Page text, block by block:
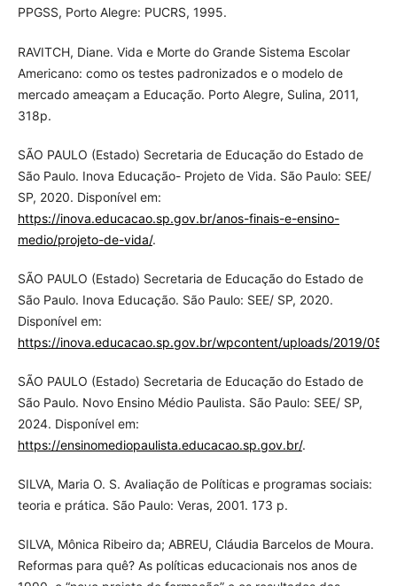
PPGSS, Porto Alegre: PUCRS, 1995.
RAVITCH, Diane. Vida e Morte do Grande Sistema Escolar
Americano: como os testes padronizados e o modelo de
mercado ameaçam a Educação. Porto Alegre, Sulina, 2011,
318p.
SÃO PAULO (Estado) Secretaria de Educação do Estado de
São Paulo. Inova Educação- Projeto de Vida. São Paulo: SEE/
SP, 2020. Disponível em:
https://inova.educacao.sp.gov.br/anos-finais-e-ensino-
medio/projeto-de-vida/.
SÃO PAULO (Estado) Secretaria de Educação do Estado de
São Paulo. Inova Educação. São Paulo: SEE/ SP, 2020.
Disponível em:
https://inova.educacao.sp.gov.br/wpcontent/uploads/2019/05/
SÃO PAULO (Estado) Secretaria de Educação do Estado de
São Paulo. Novo Ensino Médio Paulista. São Paulo: SEE/ SP,
2024. Disponível em:
https://ensinomediopaulista.educacao.sp.gov.br/.
SILVA, Maria O. S. Avaliação de Políticas e programas sociais:
teoria e prática. São Paulo: Veras, 2001. 173 p.
SILVA, Mônica Ribeiro da; ABREU, Cláudia Barcelos de Moura.
Reformas para quê? As políticas educacionais nos anos de